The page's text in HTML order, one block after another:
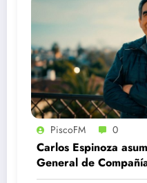
PiscoFM 0
Carlos Espinoza
General de